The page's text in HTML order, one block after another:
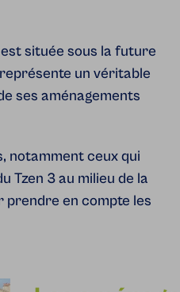
située sous la future
un véritable
ses aménagements
notamment ceux qui
Tzen 3 au milieu de la
prendre en compte les